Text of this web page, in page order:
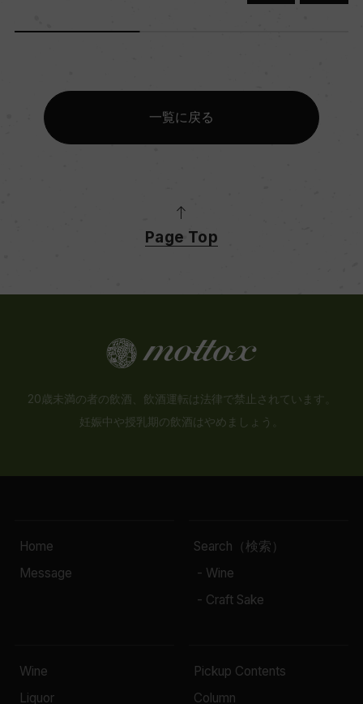
一覧に戻る
Page Top
20歳未満の者の飲酒、飲酒運転は法律で禁止されています。
妊娠中や授乳期の飲酒はやめましょう。
Home
Message
Search（検索）
- Wine
- Craft Sake
Wine
Liquor
Pickup Contents
Column